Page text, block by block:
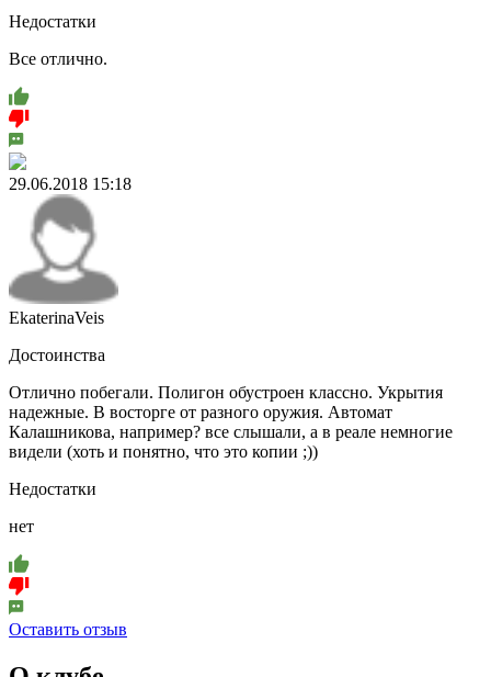
Недостатки
Все отлично.
29.06.2018 15:18
EkaterinaVeis
Достоинства
Отлично побегали. Полигон обустроен классно. Укрытия
надежные. В восторге от разного оружия. Автомат
Калашникова, например? все слышали, а в реале немногие
видели (хоть и понятно, что это копии ;))
Недостатки
нет
Оставить отзыв